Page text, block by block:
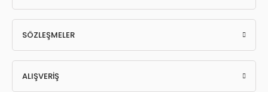
SÖZLEŞMELER
ALIŞVERİŞ